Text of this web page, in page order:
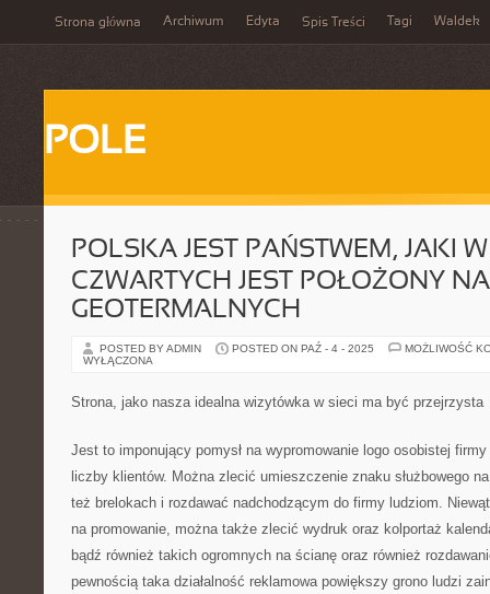
Strona główna Archiwum Edyta Spis Treści Tagi Waldek
POLE
POLSKA JEST PAŃSTWEM, JAKI
CZWARTYCH JEST POŁOŻONY
GEOTERMALNYCH
POSTED BY ADMIN POSTED ON PAŹ - 4 - 2025
MOŻLIWOŚĆ
WYŁĄCZONA
Strona, jako nasza idealna wizytówka w sieci ma być przejrzysta
Jest to imponujący pomysł na wypromowanie logo osobistej
liczby klientów. Można zlecić umieszczenie znaku służbowego
też brelokach i rozdawać nadchodzącym do firmy ludziom.
na promowanie, można także zlecić wydruk oraz kolportaż
bądź również takich ogromnych na ścianę oraz również
pewnością taka działalność reklamowa powiększy grono ludzi